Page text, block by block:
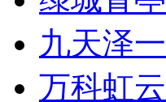
九天泽
万科虹